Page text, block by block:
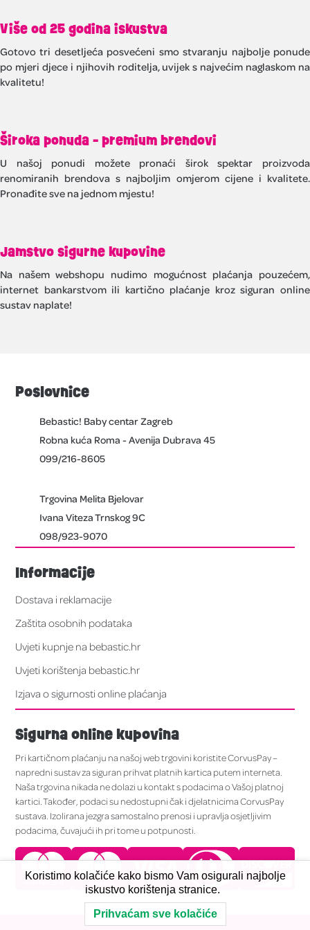
Više od 25 godina iskustva
Gotovo tri desetljeća posvećeni smo stvaranju najbolje ponude
po mjeri djece i njihovih roditelja, uvijek s najvećim naglaskom na
kvalitetu!
Široka ponuda - premium brendovi
U našoj ponudi možete pronaći širok spektar proizvoda
renomiranih brendova s najboljim omjerom cijene i kvalitete.
Pronađite sve na jednom mjestu!
Jamstvo sigurne kupovine
Na našem webshopu nudimo mogućnost plaćanja pouzećem,
internet bankarstvom ili kartično plaćanje kroz siguran online
sustav naplate!
Poslovnice
Bebastic! Baby centar Zagreb
Robna kuća Roma - Avenija Dubrava 45
099/216-8605
Trgovina Melita Bjelovar
Ivana Viteza Trnskog 9C
098/923-9070
Informacije
Dostava i reklamacije
Zaštita osobnih podataka
Uvjeti kupnje na bebastic.hr
Uvjeti korištenja bebastic.hr
Izjava o sigurnosti online plaćanja
Sigurna online kupovina
Pri kartičnom plaćanju na našoj web trgovini koristite CorvusPay –
napredni sustav za siguran prihvat platnih kartica putem interneta.
Naša trgovina nikada ne dolazi u kontakt s podacima o Vašoj platnoj
kartici. Također, podaci su nedostupni čak i djelatnicima CorvusPay
sustava. Izolirana jezgra samostalno prenosi i upravlja osjetljivim
podacima, čuvajući ih pri tome u potpunosti.
Koristimo kolačiće kako bismo Vam osigurali najbolje
iskustvo korištenja stranice.
Prihvaćam sve kolačiće